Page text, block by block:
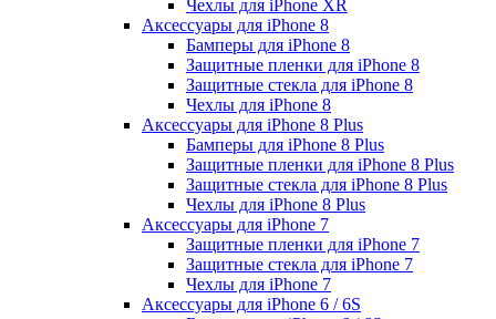
Чехлы для iPhone XR
Аксессуары для iPhone 8
Бамперы для iPhone 8
Защитные пленки для iPhone 8
Защитные стекла для iPhone 8
Чехлы для iPhone 8
Аксессуары для iPhone 8 Plus
Бамперы для iPhone 8 Plus
Защитные пленки для iPhone 8 Plus
Защитные стекла для iPhone 8 Plus
Чехлы для iPhone 8 Plus
Аксессуары для iPhone 7
Защитные пленки для iPhone 7
Защитные стекла для iPhone 7
Чехлы для iPhone 7
Аксессуары для iPhone 6 / 6S